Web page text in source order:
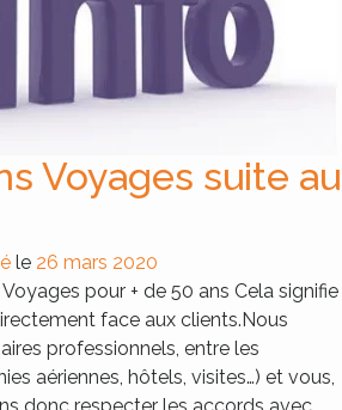
Voyages suite au
le 26 mars 2020
pour + de 50 ans Cela signifie
face aux clients.Nous
professionnels, entre les
aériennes, hôtels, visites…) et vous,